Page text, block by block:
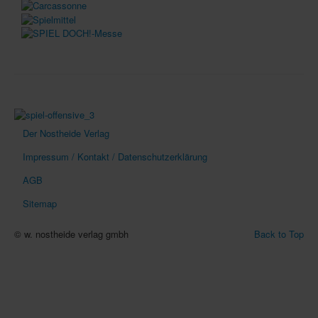
Der Nostheide Verlag
Impressum / Kontakt / Datenschutzerklärung
AGB
Sitemap
Back to Top
© w. nostheide verlag gmbh